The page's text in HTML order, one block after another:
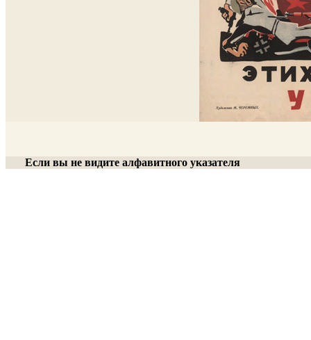
Если вы не видите алфавитного указателя